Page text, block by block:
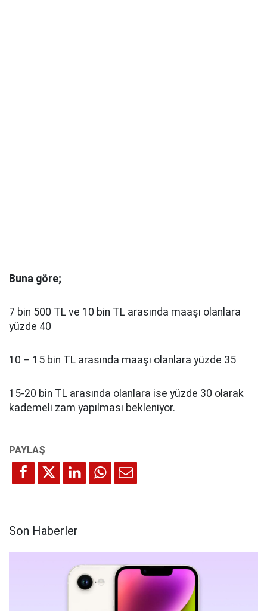
Buna göre;
7 bin 500 TL ve 10 bin TL arasında maaşı olanlara
yüzde 40
10 – 15 bin TL arasında maaşı olanlara yüzde 35
15-20 bin TL arasında olanlara ise yüzde 30 olarak
kademeli zam yapılması bekleniyor.
Son Haberler